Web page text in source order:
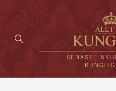
SENASTE